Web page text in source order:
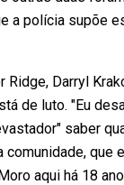
a polícia supõe
Ridge, Darryl
de luto. "Eu
saber
comunidade, que
aqui há 18